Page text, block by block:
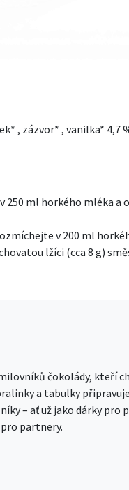
, zázvor* , vanilka* 4,7
250 ml horkého mléka a
v 200 ml
lžíci (cca 8 g)
čokolády, kteří
a tabulky
– ať už jako dárky pro
partnery.